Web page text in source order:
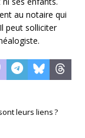
au notaire qui
peut solliciter
leurs liens ?